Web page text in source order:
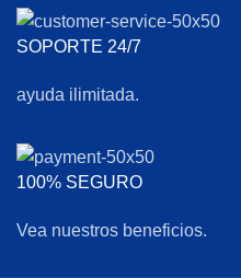
SOPORTE 24/7
ayuda ilimitada.
100% SEGURO
Vea nuestros beneficios.